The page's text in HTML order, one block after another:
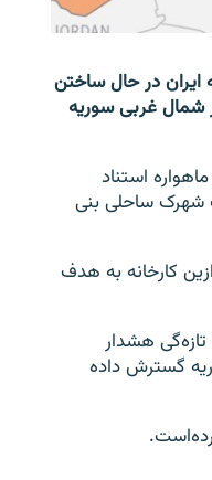
آزاد
در حال ساختن
شمال غربی سوریه
استناد
شهرک ساحلی بنی
کارخانه به هدف
تازه‌گی هشدار
گسترش داده